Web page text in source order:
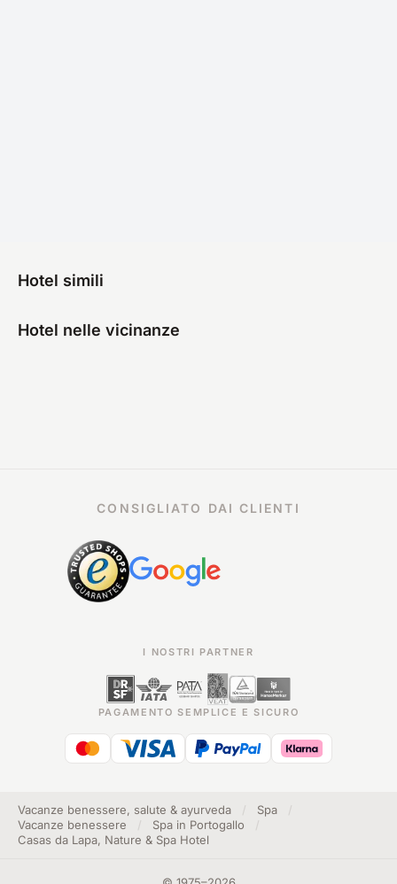
Hotel simili
Hotel nelle vicinanze
CONSIGLIATO DAI CLIENTI
I NOSTRI PARTNER
PAGAMENTO SEMPLICE E SICURO
Vacanze benessere, salute & ayurveda Spa
Vacanze benessere
Spa in Portogallo
Casas da Lapa, Nature & Spa Hotel